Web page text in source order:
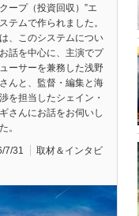
ープ（投資回収）”エ
テムで作られました。
、このシステムについ
話を中心に、主演でプ
ーサーを兼務した浅野
んと、監督・編集と海
を担当したシェイン・
さんにお話をお伺いし
。
7/31
取材＆インタビ